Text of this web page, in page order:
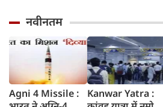
नवीनतम
Agni 4 Missile :
Kanwar Yatra :